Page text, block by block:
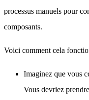
processus manuels pour
composants.
Voici comment cela
Imaginez que vous
Vous devriez